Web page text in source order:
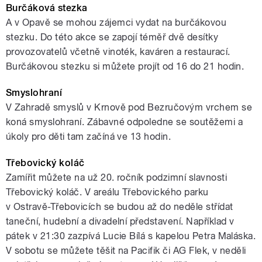
Burčáková stezka
A v Opavě se mohou zájemci vydat na burčákovou
stezku. Do této akce se zapojí téměř dvě desítky
provozovatelů včetně vinoték, kaváren a restaurací.
Burčákovou stezku si můžete projít od 16 do 21 hodin.
Smyslohraní
V Zahradě smyslů v Krnově pod Bezručovým vrchem se
koná smyslohraní. Zábavné odpoledne se soutěžemi a
úkoly pro děti tam začíná ve 13 hodin.
Třebovický koláč
Zamířit můžete na už 20. ročník podzimní slavnosti
Třebovický koláč. V areálu Třebovického parku
v Ostravě-Třebovicích se budou až do neděle střídat
taneční, hudební a divadelní představení. Například v
pátek v 21:30 zazpívá Lucie Bílá s kapelou Petra Maláska.
V sobotu se můžete těšit na Pacifik či AG Flek, v neděli